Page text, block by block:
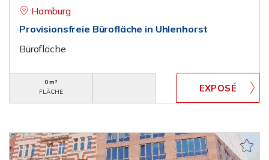
Hamburg
Provisionsfreie Bürofläche in Uhlenhorst
Bürofläche
0 m²
FLÄCHE